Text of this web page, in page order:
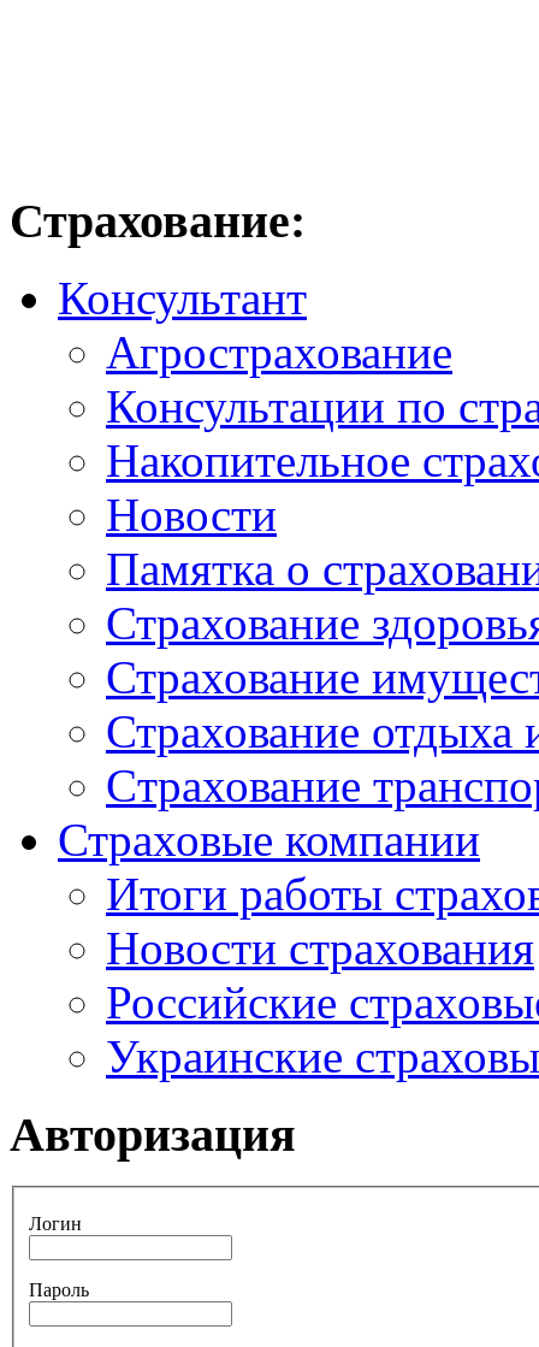
Страхование:
Консультант
Агрострахование
Консультации по
Накопительное
Новости
Памятка о
Страхование
Страхование
Страхование отдыха
Cтрахование
Страховые компании
Итоги работы
Новости страхования
Российские
Украинские
Авторизация
Логин
Пароль